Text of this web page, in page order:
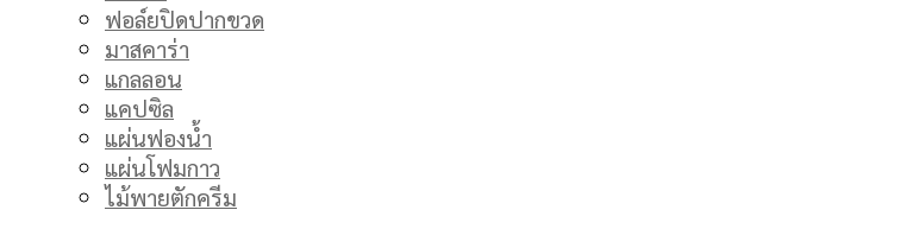
ฟอล์ยปิดปากขวด
มาสคาร่า
แกลลอน
แคปซิล
แผ่นฟองน้ำ
แผ่นโฟมกาว
ไม้พายตักครีม